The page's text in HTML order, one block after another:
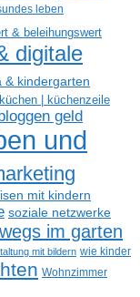
leben
& beleihungswert
digitale
& kindergarten
| küchenzeile
geld
und
mit kindern
soziale netzwerke
im garten
mit bildern wie kinder
Wohnzimmer